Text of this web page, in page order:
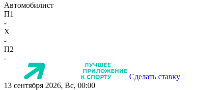
Автомобилист
П1
-
X
-
П2
-
Сделать ставку
13 сентября 2026, Вс, 00:00